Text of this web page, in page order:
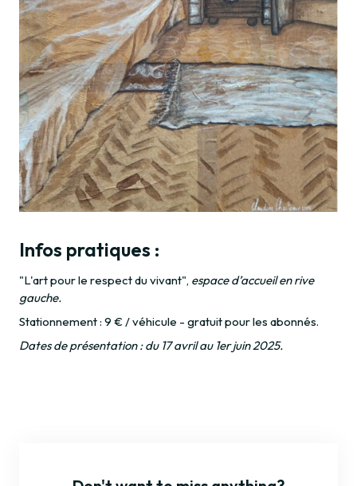
Infos pratiques :
"L'art pour le respect du vivant", espace d’accueil en rive
gauche.
Stationnement : 9 € / véhicule - gratuit pour les abonnés.
Dates de présentation : du 17 avril au 1er juin 2025.